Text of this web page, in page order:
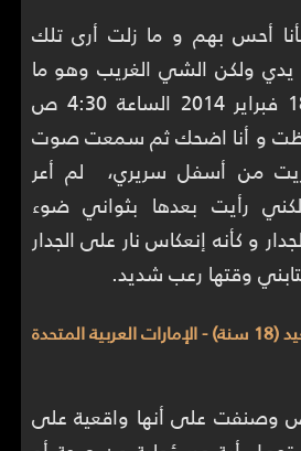
أحس بهم و ما زلت أرى تلك
يدي ولكن الشي الغريب وهو ما
حصل معي في 18 فبراير 2014 الساعة 4:30 ص
و أنا اضحك ثم سمعت صوت
من أسفل سريري، لم أعر
رأيت بعدها بثواني ضوء
و كأنه إنعكاس نار على الجدار
وقتها رعب شديد.
المتحدة
على أنها واقعية على